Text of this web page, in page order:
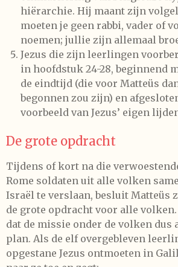
hiërarchie. Hij maant zijn
moeten je geen rabbi, vader of
noemen; jullie zijn allemaal
Jezus die zijn leerlingen
in hoofdstuk 24-28, beginnend
de eindtijd (die voor Matteüs
begonnen zou zijn) en
voorbeeld van Jezus’ eigen
De grote opdracht
Tijdens of kort na die
Rome soldaten uit alle volken
Israël te verslaan, besluit Matteüs
de grote opdracht voor alle
dat de missie onder de volken dus
plan. Als de elf overgebleven
opgestane Jezus ontmoeten in